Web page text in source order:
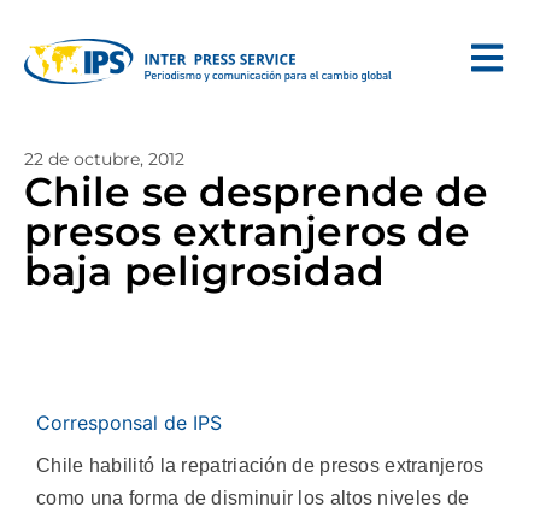
22 de octubre, 2012
Chile se desprende de
presos extranjeros de
baja peligrosidad
Corresponsal de IPS
Chile habilitó la repatriación de presos extranjeros
como una forma de disminuir los altos niveles de